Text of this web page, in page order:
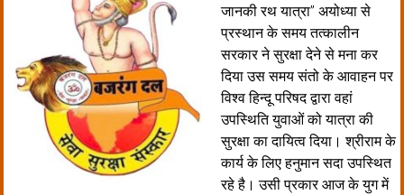
जानकी रथ यात्रा’’ अयोध्या से
प्रस्थान के समय तत्कालीन
सरकार ने सुरक्षा देने से मना कर
दिया उस समय संतो के आवाहन पर
विश्व हिन्दू परिषद द्वारा वहां
उपस्थिति युवाओं को यात्रा की
सुरक्षा का दायित्व दिया। श्रीराम के
कार्य के लिए हनुमान सदा उपस्थित
रहे है। उसी प्रकार आज के युग में